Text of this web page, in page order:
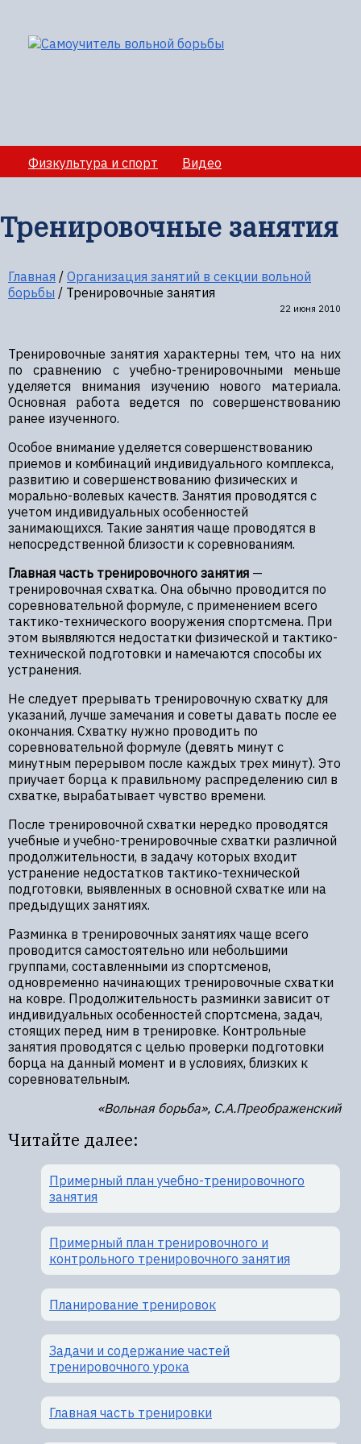
Физкультура и спорт Видео
Секции вольной борбы
Тренировочные занятия
Главная / Организация занятий в секции вольной
борьбы / Тренировочные занятия
22 июня 2010
Тренировочные занятия характерны тем, что на них
по сравнению с учебно-тренировочными меньше
уделяется внимания изучению нового материала.
Основная работа ведется по совершенствованию
ранее изученного.
Особое внимание уделяется совершенствованию
приемов и комбинаций индивидуального комплекса,
развитию и совершенствованию физических и
морально-волевых качеств. Занятия проводятся с
учетом индивидуальных особенностей
занимающихся. Такие занятия чаще проводятся в
непосредственной близости к соревнованиям.
Главная часть тренировочного занятия —
тренировочная схватка. Она обычно проводится по
соревновательной формуле, с применением всего
тактико-технического вооружения спортсмена. При
этом выявляются недостатки физической и тактико-
технической подготовки и намечаются способы их
устранения.
Не следует прерывать тренировочную схватку для
указаний, лучше замечания и советы давать после ее
окончания. Схватку нужно проводить по
соревновательной формуле (девять минут с
минутным перерывом после каждых трех минут). Это
приучает борца к правильному распределению сил в
схватке, вырабатывает чувство времени.
После тренировочной схватки нередко проводятся
учебные и учебно-тренировочные схватки различной
продолжительности, в задачу которых входит
устранение недостатков тактико-технической
подготовки, выявленных в основной схватке или на
предыдущих занятиях.
Разминка в тренировочных занятиях чаще всего
проводится самостоятельно или небольшими
группами, составленными из спортсменов,
одновременно начинающих тренировочные схватки
на ковре. Продолжительность разминки зависит от
индивидуальных особенностей спортсмена, задач,
стоящих перед ним в тренировке. Контрольные
занятия проводятся с целью проверки подготовки
борца на данный момент и в условиях, близких к
соревновательным.
«Вольная борьба», С.А.Преображенский
Читайте далее:
Примерный план учебно-тренировочного
занятия
Примерный план тренировочного и
контрольного тренировочного занятия
Планирование тренировок
Задачи и содержание частей
тренировочного урока
Главная часть тренировки